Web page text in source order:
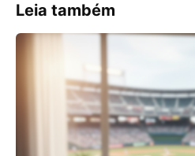
Leia também